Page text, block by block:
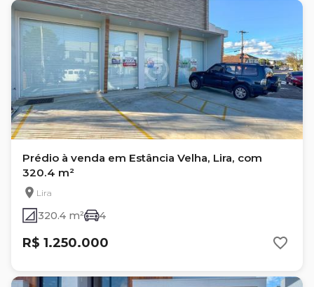
Prédio à venda em Estância Velha, Lira, com
320.4 m²
Lira
320.4 m² 4
R$ 1.250.000